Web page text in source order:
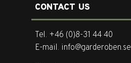
CONTACT US
Tel. +46 (0)8-31 44 40
E-mail. info@garderoben.se